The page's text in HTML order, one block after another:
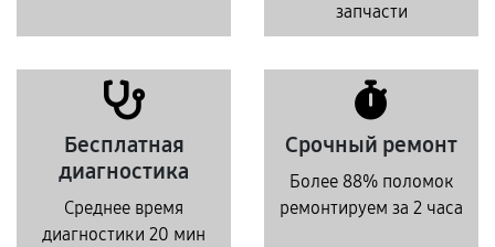
запчасти
Бесплатная
диагностика
Среднее время
диагностики 20 мин
Срочный ремонт
Более 88% поломок
ремонтируем за 2 часа